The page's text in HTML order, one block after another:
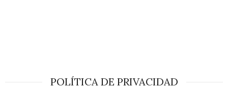
POLÍTICA DE PRIVACIDAD